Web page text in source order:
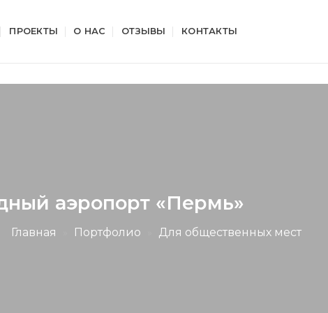
ПРОЕКТЫ О НАС ОТЗЫВЫ КОНТАКТЫ
аэропорт «Пермь»
Главная Портфолио Для общественных мест